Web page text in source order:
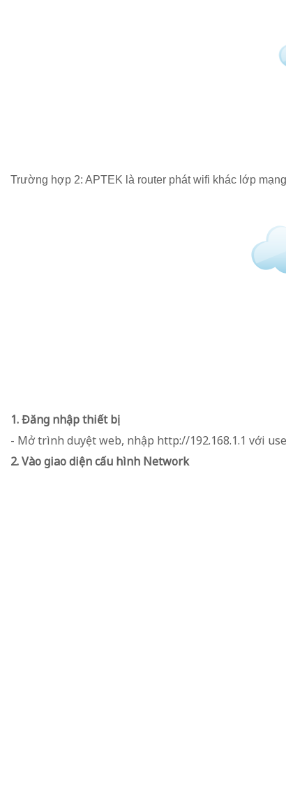
Trường hợp 2: APTEK là router phát wifi khác lớp
1. Đăng nhập thiết bị
- Mở trình duyệt web, nhập http://192.168.1.1 với
2. Vào giao diện cấu hình Network